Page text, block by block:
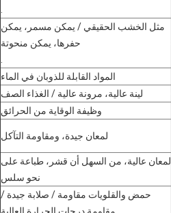
.
مثل الخشب الحقيقي / يمكن مسمر، يمكن
حفرها، يمكن منحوتة
.
المواد القابلة للذوبان في الماء
لينة عالية، مرونة عالية / الغذاء الصف
وظيفة الوقاية من الحرائق
لمعان جيدة، ومقاومة التآكل
لمعان عالية، من السهل أن قشر، طباعة على
نحو سلس
حمض والقلويات مقاومة / صلابة جيدة /